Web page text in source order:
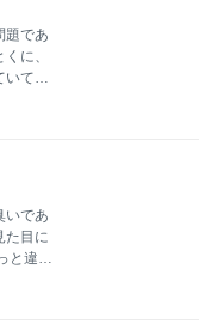
が劇的
、FT
リシャ
自由
送還
、現
題であ
に、
いてほ
もな
本社
、そ
いであ
た目に
と違っ
と思
てい